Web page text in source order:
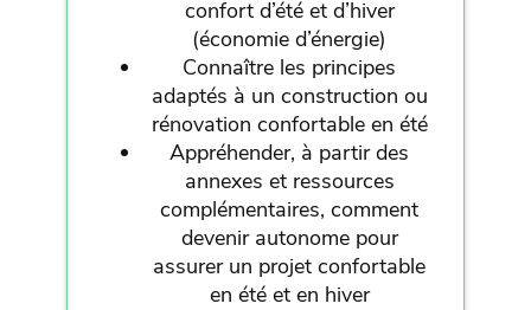
confort d’été et d’hiver
(économie d’énergie)
Connaître les principes
adaptés à un construction ou
rénovation confortable en été
Appréhender, à partir des
annexes et ressources
complémentaires, comment
devenir autonome pour
assurer un projet confortable
en été et en hiver